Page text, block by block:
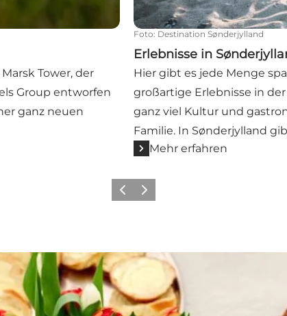
Tower, der
Group entworfen
ganz neuen
Foto: Destination Sønderjylland
Erlebnisse in
Hier gibt es jede Menge
großartige Erlebnisse in
ganz viel Kultur und
Familie. In Sønderjylland
Mehr erfahren
ZurückWeiter